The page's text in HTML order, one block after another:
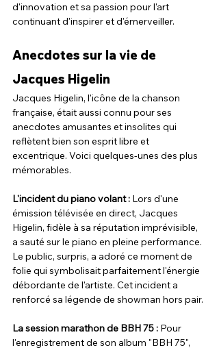
d'innovation et sa passion pour l'art
continuant d'inspirer et d'émerveiller.
Anecdotes sur la vie de
Jacques Higelin
Jacques Higelin, l'icône de la chanson
française, était aussi connu pour ses
anecdotes amusantes et insolites qui
reflètent bien son esprit libre et
excentrique. Voici quelques-unes des plus
mémorables.
L'incident du piano volant : Lors d'une
émission télévisée en direct, Jacques
Higelin, fidèle à sa réputation imprévisible,
a sauté sur le piano en pleine performance.
Le public, surpris, a adoré ce moment de
folie qui symbolisait parfaitement l'énergie
débordante de l'artiste. Cet incident a
renforcé sa légende de showman hors pair.
La session marathon de BBH 75 : Pour
l'enregistrement de son album "BBH 75",